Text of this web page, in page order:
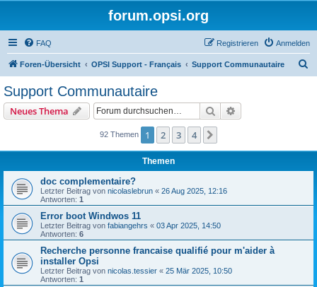
forum.opsi.org
FAQ Anmelden
Registrieren
Foren-Übersicht OPSI Support - Français Support Communautaire
Support Communautaire
Neues Thema Suche
92 Themen 1 2 3 4
Themen
doc complementaire?
Letzter Beitrag von nicolaslebrun « 26 Aug 2025, 12:16
Antworten: 1
Error boot Windwos 11
Letzter Beitrag von fabiangehrs « 03 Apr 2025, 14:50
Antworten: 6
Recherche personne francaise qualifié pour m'aider à
installer Opsi
Letzter Beitrag von nicolas.tessier « 25 Mär 2025, 10:50
Antworten: 1